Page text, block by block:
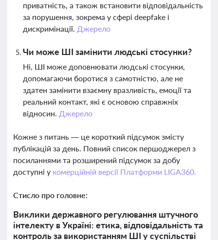
приватність, а також встановити відповідальність
за порушення, зокрема у сфері deepfake і
дискримінації. Джерело
Чи може ШІ замінити людські стосунки?
Ні, ШІ може доповнювати людські стосунки,
допомагаючи боротися з самотністю, але не
здатен замінити взаємну вразливість, емоції та
реальний контакт, які є основою справжніх
відносин. Джерело
Кожне з питань — це короткий підсумок змісту
публікацій за день. Повний список першоджерел з
посиланнями та розширений підсумок за добу
доступні у комерційній версії Платформи LIGA360.
Стисло про головне:
Виклики державного регулювання штучного
інтелекту в Україні: етика, відповідальність та
контроль за використанням ШІ у суспільстві